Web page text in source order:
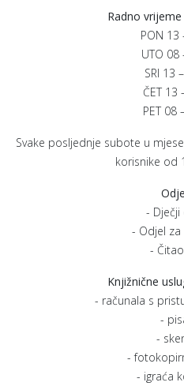
Radno
PON 13
UTO 08
SRI 13
ČET 13
PET 08
Svake posljednje subote u
korisnike od
- Dječji
- Odjel
-
Knjižnične
- računala s
-
-
-
- igraća